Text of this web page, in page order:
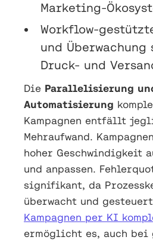
Marketing-
Workflow-
und
Druck- und
Die Parallelisierung
Automatisierung
Kampagnen entfällt
Mehraufwand.
hoher Geschwindigkeit
und anpassen.
signifikant, da
überwacht und
Kampagnen per KI
ermöglicht es, auch